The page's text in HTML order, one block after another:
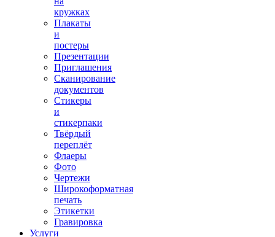
кружках
Плакаты
и
постеры
Презентации
Приглашения
Сканирование
документов
Стикеры
и
стикерпаки
Твёрдый
переплёт
Флаеры
Фото
Чертежи
Широкоформатная
печать
Этикетки
Гравировка
Услуги